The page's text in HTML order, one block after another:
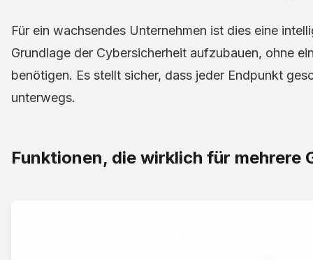
Für ein wachsendes Unternehmen ist dies eine
Grundlage der Cybersicherheit aufzubauen, ohne
benötigen. Es stellt sicher, dass jeder Endpunkt
unterwegs.
Funktionen, die wirklich für mehrere